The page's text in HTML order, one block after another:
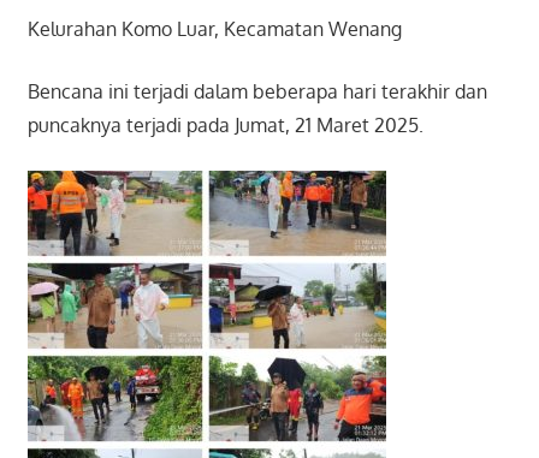
Kelurahan Komo Luar, Kecamatan Wenang
Bencana ini terjadi dalam beberapa hari terakhir dan
puncaknya terjadi pada Jumat, 21 Maret 2025.